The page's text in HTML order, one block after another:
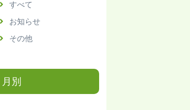
すべて
お知らせ
その他
月別